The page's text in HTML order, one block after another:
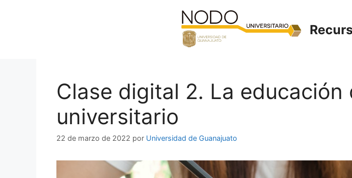
Clase digital 2. La
universitario
22 de marzo de 2022 por Universidad de Guanajuato